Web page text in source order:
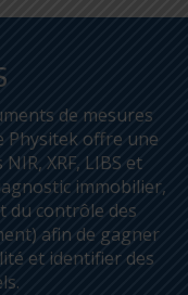
de mesures
Physitek offre une
XRF, LIBS et
immobilier,
du contrôle des
afin de gagner
et identifier des